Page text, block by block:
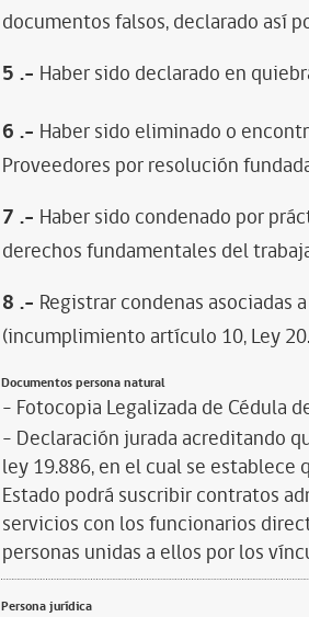
documentos falsos, declarado así
5 .- Haber sido declarado en
6 .- Haber sido eliminado o
Proveedores por resolución
7 .- Haber sido condenado por
derechos fundamentales del
8 .- Registrar condenas asociadas
(incumplimiento artículo 10, Ley
Documentos persona natural
- Fotocopia Legalizada de Cédula
- Declaración jurada acreditando
ley 19.886, en el cual se
Estado podrá suscribir contratos
servicios con los funcionarios
personas unidas a ellos por los
Persona jurídica